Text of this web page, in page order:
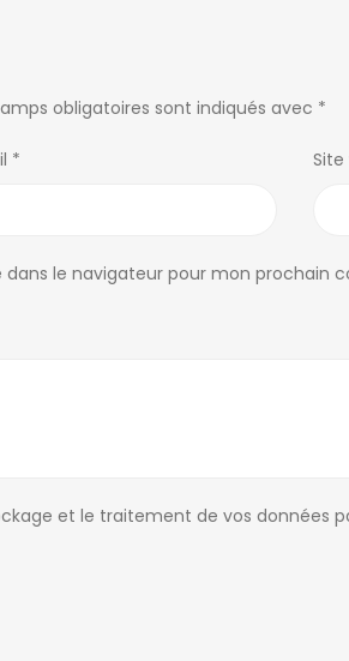
obligatoires sont indiqués avec *
* Site
le navigateur pour mon prochain
et le traitement de vos données